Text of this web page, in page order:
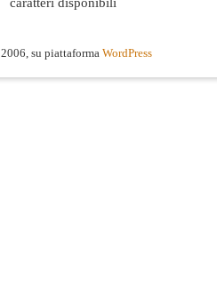
2006, su piattaforma WordPress